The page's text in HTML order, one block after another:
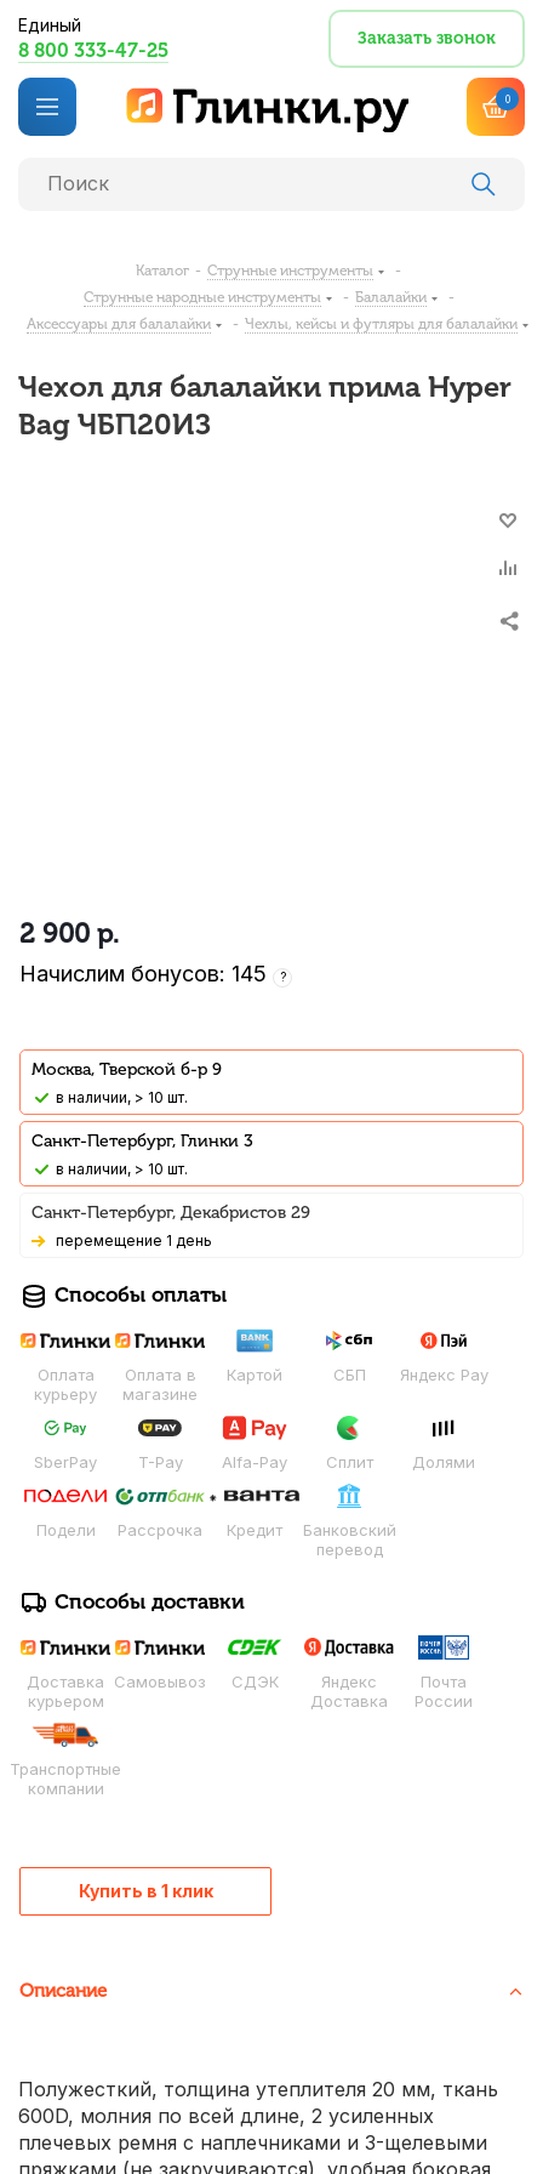
Единый
8 800 333-47-25
Заказать звонок
0
Каталог - Струнные инструменты
-
Струнные народные инструменты
- Балалайки
-
Аксессуары для балалайки
- Чехлы, кейсы и футляры для балалайки
Чехол для балалайки прима Hyper
Bag ЧБП20ИЗ
2 900 р.
Начислим бонусов: 145 ?
Москва, Тверской б-р 9
В наличии, > 10 шт.
Санкт-Петербург, Глинки 3
В наличии, > 10 шт.
Санкт-Петербург, Декабристов 29
Перемещение 1 день
Способы оплаты
Оплата
курьеру
Оплата в
магазине
Картой СБП Яндекс Pay
SberPay T-Pay Alfa-Pay Сплит Долями
Подели Рассрочка Кредит
Банковский
перевод
Способы доставки
Доставка
курьером
Самовывоз СДЭК
Яндекс
Доставка
Почта
России
Транспортные
компании
Купить в 1 клик
Описание
Полужесткий, толщина утеплителя 20 мм, ткань
600D, молния по всей длине, 2 усиленных
плечевых ремня с наплечниками и 3-щелевыми
пряжками (не закручиваются), удобная боковая